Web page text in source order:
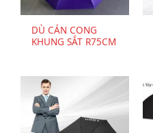
DÙ CÁN CONG
KHUNG SẮT R75CM